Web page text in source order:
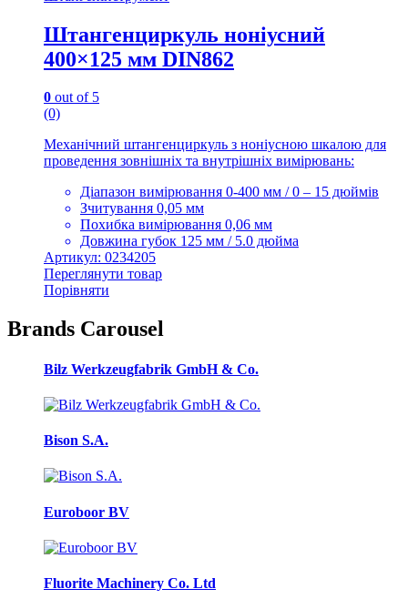
Штангенциркуль ноніусний
400×125 мм DIN862
0 out of 5
(0)
Механічний штангенциркуль з ноніусною шкалою для
проведення зовнішніх та внутрішніх вимірювань:
Діапазон вимірювання 0-400 мм / 0 – 15 дюймів
Зчитування 0,05 мм
Похибка вимірювання 0,06 мм
Довжина губок 125 мм / 5.0 дюйма
Артикул: 0234205
Переглянути товар
Порівняти
Brands Carousel
Bilz Werkzeugfabrik GmbH & Co.
Bison S.A.
Euroboor BV
Fluorite Machinery Co. Ltd